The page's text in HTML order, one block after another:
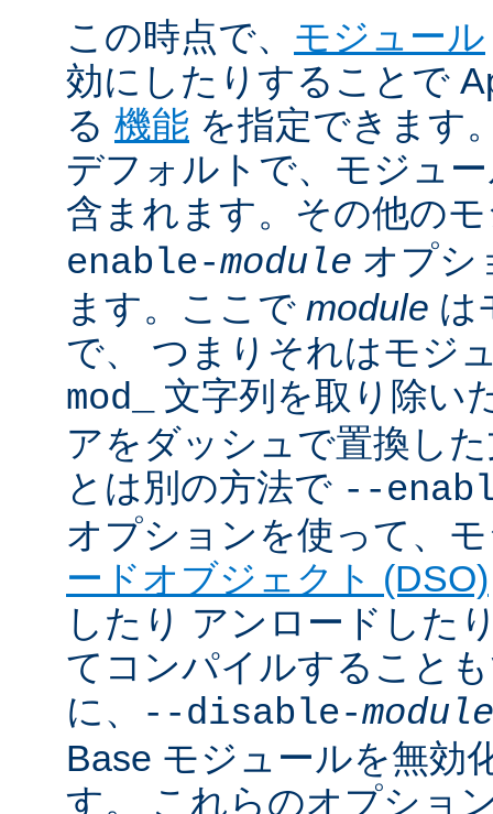
この時点で、 モジュール
効にしたりすることで
る 機能 を指定できます
デフォルトで、モジュ
含まれます。その他の
enable-module オプシ
ます。ここで module は
で、 つまりそれはモジ
mod_
文字列を取り除い
アをダッシュで置換し
とは別の方法で --
オプションを使って、
ードオブジェクト (DSO)
したり アンロードした
てコンパイルすること
に、
--disable-module
Base モジュールを無効
す。 これらのオプショ